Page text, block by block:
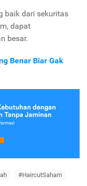
baik dari sekuritas
dapat
besar.
Benar Biar Gak
#HaircutSaham